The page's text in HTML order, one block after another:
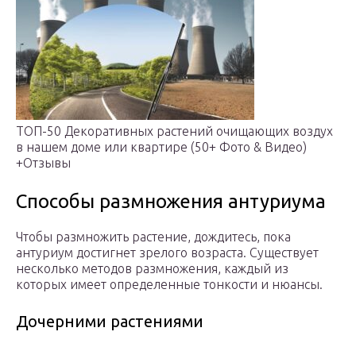
ТОП-50 Декоративных растений очищающих воздух
в нашем доме или квартире (50+ Фото & Видео)
+Отзывы
Способы размножения антуриума
Чтобы размножить растение, дождитесь, пока
антуриум достигнет зрелого возраста. Существует
несколько методов размножения, каждый из
которых имеет определенные тонкости и нюансы.
Дочерними растениями